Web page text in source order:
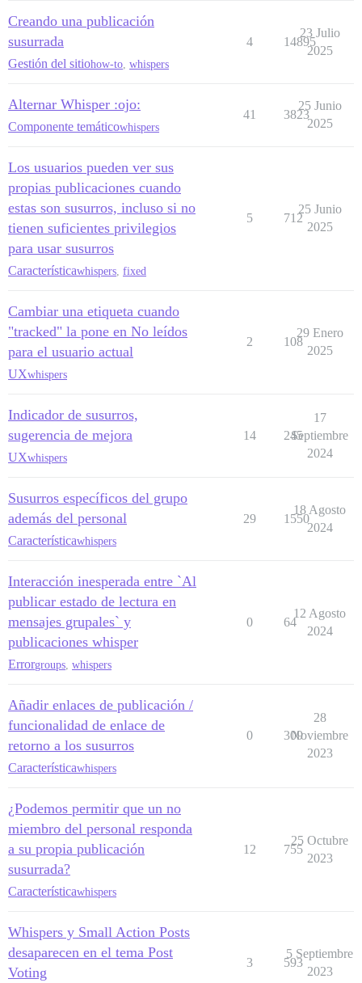
Creando una publicación
susurrada
Gestión del sitiohow-to whispers
4 14895
23 Julio
2025
Alternar Whisper :ojo:
Componente temáticowhispers
41 3823
25 Junio
2025
Los usuarios pueden ver sus
propias publicaciones cuando
estas son susurros, incluso si no
tienen suficientes privilegios
para usar susurros
Característicawhispers fixed
5 712
25 Junio
2025
Cambiar una etiqueta cuando
"tracked" la pone en No leídos
para el usuario actual
UXwhispers
2 108
29 Enero
2025
Indicador de susurros,
sugerencia de mejora
UXwhispers
14 245
17
Septiembre
2024
Susurros específicos del grupo
además del personal
Característicawhispers
29 1550
18 Agosto
2024
Interacción inesperada entre `Al
publicar estado de lectura en
mensajes grupales` y
publicaciones whisper
Errorgroups whispers
0 64
12 Agosto
2024
Añadir enlaces de publicación /
funcionalidad de enlace de
retorno a los susurros
Característicawhispers
0 309
28
Noviembre
2023
¿Podemos permitir que un no
miembro del personal responda
a su propia publicación
susurrada?
Característicawhispers
12 755
25 Octubre
2023
Whispers y Small Action Posts
desaparecen en el tema Post
Voting
3 593
5 Septiembre
2023